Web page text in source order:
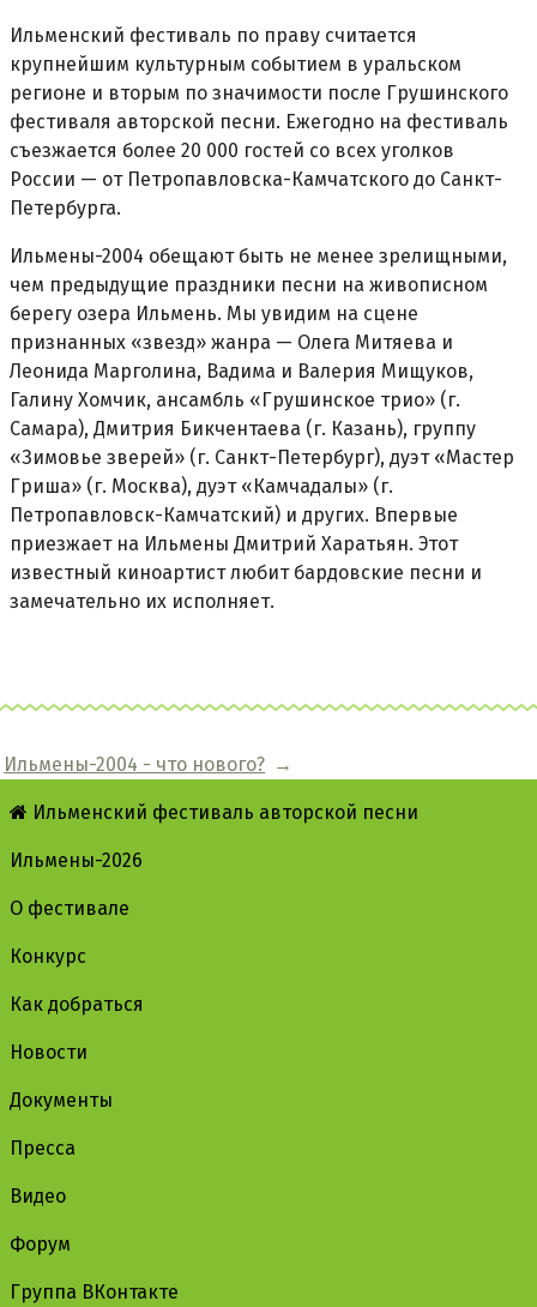
Ильменский фестиваль по праву считается
крупнейшим культурным событием в уральском
регионе и вторым по значимости после Грушинского
фестиваля авторской песни. Ежегодно на фестиваль
съезжается более 20 000 гостей со всех уголков
России — от Петропавловска-Камчатского до Санкт-
Петербурга.
Ильмены-2004 обещают быть не менее зрелищными,
чем предыдущие праздники песни на живописном
берегу озера Ильмень. Мы увидим на сцене
признанных «звезд» жанра — Олега Митяева и
Леонида Марголина, Вадима и Валерия Мищуков,
Галину Хомчик, ансамбль «Грушинское трио» (г.
Самара), Дмитрия Бикчентаева (г. Казань), группу
«Зимовье зверей» (г. Санкт-Петербург), дуэт «Мастер
Гриша» (г. Москва), дуэт «Камчадалы» (г.
Петропавловск-Камчатский) и других. Впервые
приезжает на Ильмены Дмитрий Харатьян. Этот
известный киноартист любит бардовские песни и
замечательно их исполняет.
Ильмены-2004 - что нового? →
Ильменский фестиваль авторской песни
Ильмены-2026
О фестивале
Конкурс
Как добраться
Новости
Документы
Пресса
Видео
Форум
Группа ВКонтакте